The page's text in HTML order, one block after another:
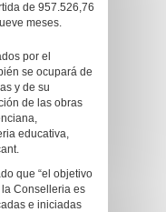
de 957.526,76
meses.
por el
se ocupará de
y de su
de las obras
educativa,
que “el objetivo
Conselleria es
e iniciadas